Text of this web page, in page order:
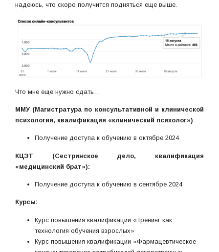
надеюсь, что скоро получится подняться еще выше.
Что мне еще нужно сдать…
ММУ (Магистратура по консультативной и клинической
психологии, квалификация «клинический психолог»)
Получение доступа к обучению в октябре 2024
КЦЭТ (Сестринское дело, квалификация
«медицинский брат»):
Получение доступа к обучению в сентябре 2024
Курсы:
Курс повышения квалификации «Тренинг как
технология обучения взрослых»
Курс повышения квалификации «Фармацевтическое